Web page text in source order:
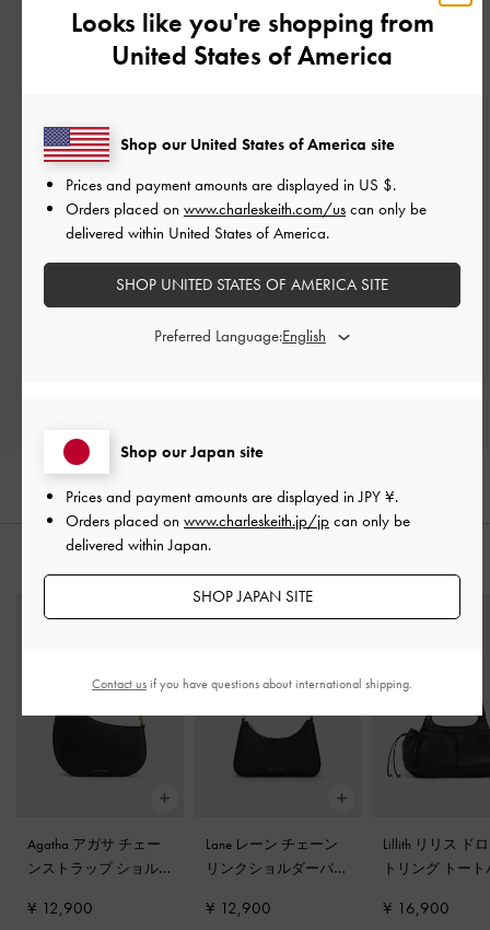
Agatha アガサ チェー
ンストラップ ショル
¥ 12,900
Lane レーン チェーン
リンクショルダーバッ
¥ 12,900
Lillith リリス ド
トリング トー
¥ 16,900
Looks like you're shopping from
United States of America
Shop our Japan site
Prices and payment amounts are displayed inJPY ¥.
Orders placed on www.charleskeith.jp/jp can only be
delivered within Japan.
SHOP JAPAN SITE
Shop our United States of America site
Prices and payment amounts are displayed in US $.
Orders placed on www.charleskeith.com/us can only be
delivered within United States of America.
SHOP UNITED STATES OF AMERICA SITE
Preferred Language:
Contact usif you have questions about international shipping.